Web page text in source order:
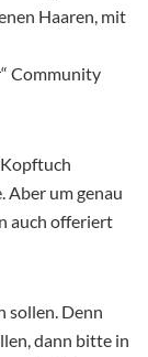
Haaren, mit
Community
Aber um genau
auch offeriert
sollen. Denn
dann bitte in